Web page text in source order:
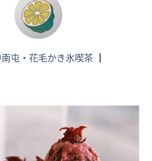
屯・花毛かき氷喫茶 ┃